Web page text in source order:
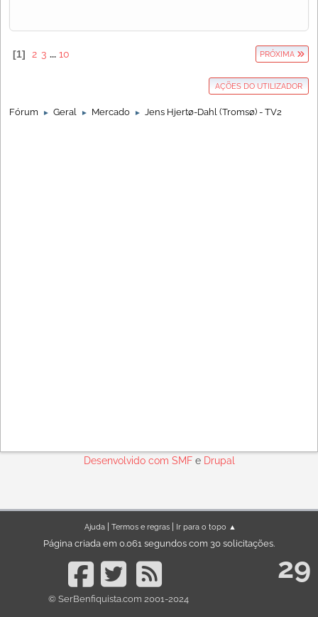
1 2 3 ... 10 PRÓXIMA
AÇÕES DO UTILIZADOR
Fórum ► Geral ► Mercado ► Jens Hjertø-Dahl (Tromsø) - TV2
Desenvolvido com SMFe Drupal
Ajuda| Termos e regras| Ir para o topo ▲
Página criada em 0.061 segundos com 30 solicitações.
© SerBenfiquista.com 2001-2024
29